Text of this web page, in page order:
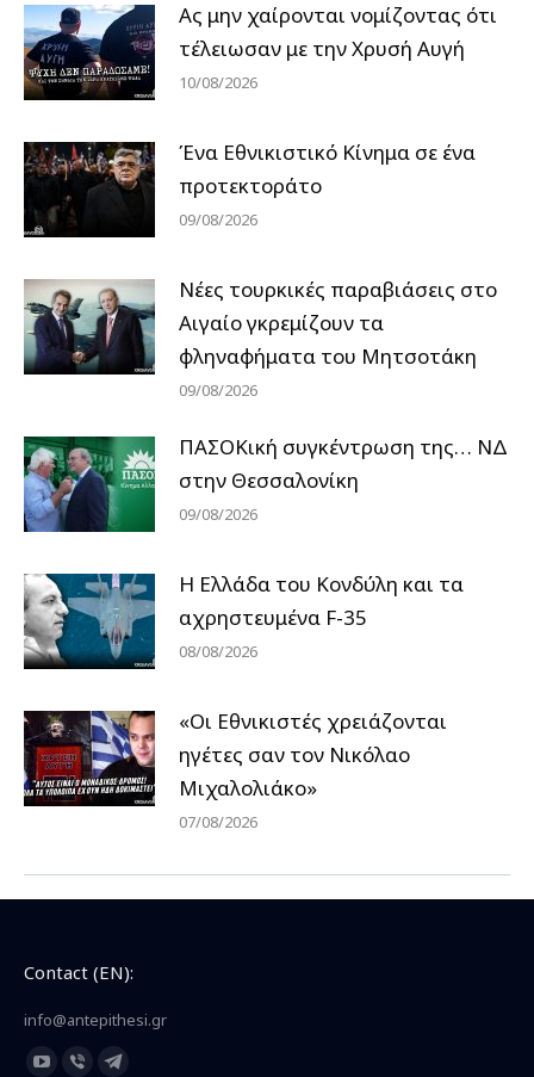
Ας μην χαίρονται νομίζοντας ότι
τέλειωσαν με την Χρυσή Αυγή
10/08/2026
Ένα Εθνικιστικό Κίνημα σε ένα
προτεκτοράτο
09/08/2026
Νέες τουρκικές παραβιάσεις στο
Αιγαίο γκρεμίζουν τα
φληναφήματα του Μητσοτάκη
09/08/2026
ΠΑΣΟΚική συγκέντρωση της… ΝΔ
στην Θεσσαλονίκη
09/08/2026
Η Ελλάδα του Κονδύλη και τα
αχρηστευμένα F-35
08/08/2026
«Οι Εθνικιστές χρειάζονται
ηγέτες σαν τον Νικόλαο
Μιχαλολιάκο»
07/08/2026
Contact (EN):
info@antepithesi.gr
Find us on: